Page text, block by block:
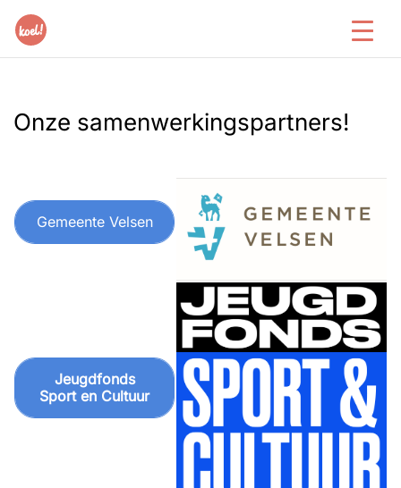
Onze samenwerkingspartners!
Gemeente Velsen
Jeugdfonds
Sport en Cultuur